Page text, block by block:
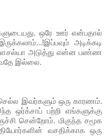
ஒரே ஊர் என்பதால்
அடிக்கடி
அடுத்து என்ன பண்ண
இல்லை.
இவர்களும் ஒரு காரணம்.
ஒர்க்சாப் பற்றி எங்களுக்கு
சென்றோம். மிகுந்த சமூக
வசதிக்காக ஒரு